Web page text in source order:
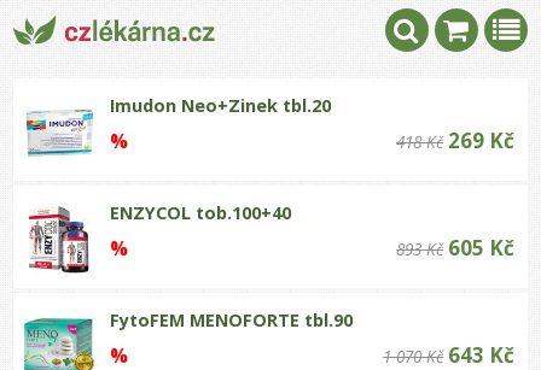
Imudon Neo+Zinek tbl.20
% 418 Kč269 Kč
ENZYCOL tob.100+40
% 893 Kč605 Kč
FytoFEM MENOFORTE tbl.90
% 1 070 Kč643 Kč